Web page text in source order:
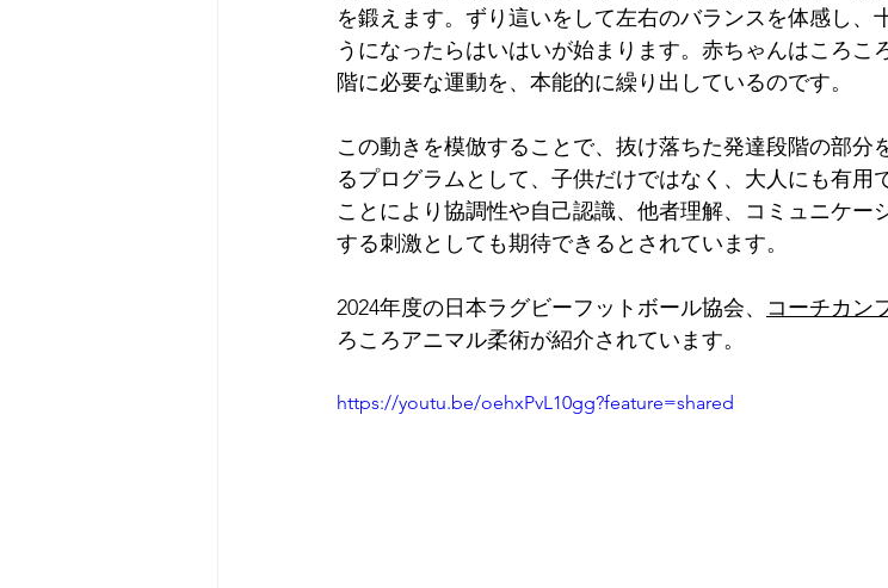
を鍛えます。ずり這いをして左右のバランスを体感し、
うになったらはいはいが始まります。赤ちゃんはころこ
階に必要な運動を、本能的に繰り出しているのです。
この動きを模倣することで、抜け落ちた発達段階の部分
るプログラムとして、子供だけではなく、大人にも有用
ことにより協調性や自己認識、他者理解、コミュニケー
する刺激としても期待できるとされています。
2024年度の日本ラグビーフットボール協会、 コーチカン
ろころアニマル柔術が紹介されています。
https://youtu.be/oehxPvL10gg?feature=shared